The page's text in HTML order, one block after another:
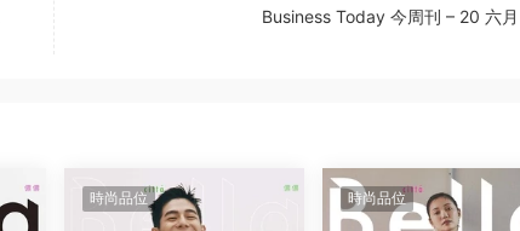
Business Today 今周刊 – 20 六
時尚品位 時尚品位